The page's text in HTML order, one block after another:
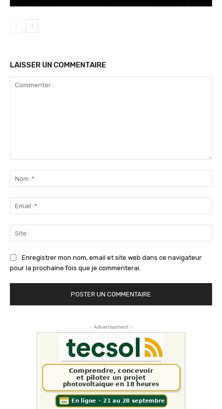
LAISSER UN COMMENTAIRE
:*
:*
:
Enregistrer mon nom, email et site web dans ce navigateur
pour la prochaine fois que je commenterai.
- Advertisement -